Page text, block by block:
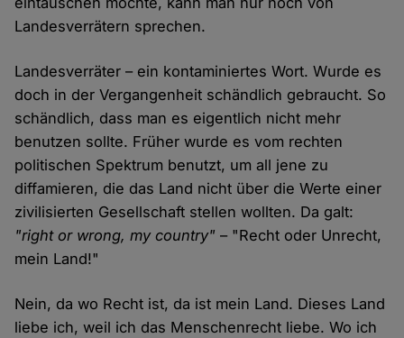
Landesverrätern sprechen.
Landesverräter – ein kontaminiertes Wort. Wurde es
doch in der Vergangenheit schändlich gebraucht. So
schändlich, dass man es eigentlich nicht mehr
benutzen sollte. Früher wurde es vom rechten
politischen Spektrum benutzt, um all jene zu
diffamieren, die das Land nicht über die Werte einer
zivilisierten Gesellschaft stellen wollten. Da galt:
"right or wrong, my country" – "Recht oder Unrecht,
mein Land!"
Nein, da wo Recht ist, da ist mein Land. Dieses Land
liebe ich, weil ich das Menschenrecht liebe. Wo ich